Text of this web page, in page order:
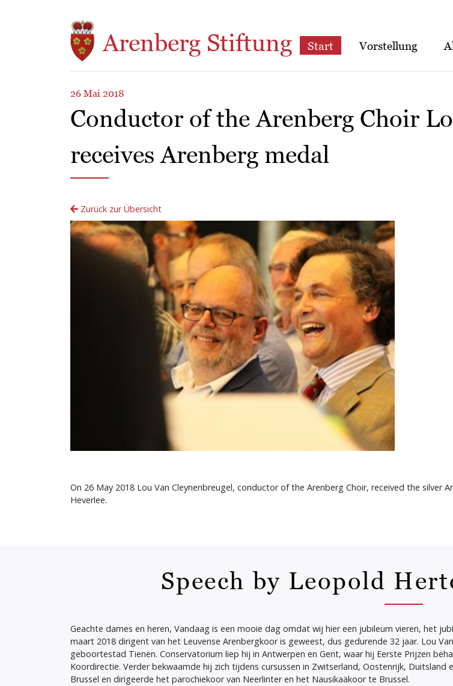
Arenberg Stiftung Start Vorstellung
26 Mai 2018
Conductor of the Arenberg Choir
receives Arenberg medal
Zurück zur Übersicht
On 26 May 2018 Lou Van Cleynenbreugel, conductor of the Arenberg Choir, received the
Heverlee.
Speech by Leopold
Geachte dames en heren, Vandaag is een mooie dag omdat wij hier een jubileum vieren, het
maart 2018 dirigent van het Leuvense Arenbergkoor is geweest, dus gedurende 32 jaar. Lou
geboortestad Tienen. Conservatorium liep hij in Antwerpen en Gent, waar hij Eerste Prijzen
Koordirectie. Verder bekwaamde hij zich tijdens cursussen in Zwitserland, Oostenrijk, Duitsland
Brussel en dirigeerde het parochiekoor van Neerlinter en het Nausikaäkoor te Brussel.